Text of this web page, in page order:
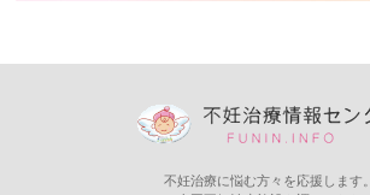
不妊治療に悩む方々を応援します。